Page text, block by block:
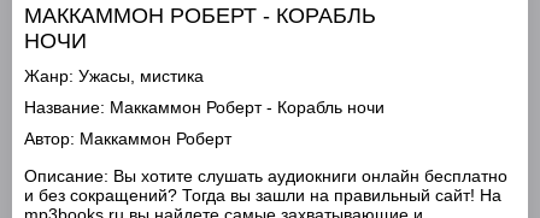
МАККАММОН РОБЕРТ - КОРАБЛЬ
НОЧИ
Жанр: Ужасы, мистика
Название: Маккаммон Роберт - Корабль ночи
Автор: Маккаммон Роберт
Описание: Вы хотите слушать аудиокниги онлайн бесплатно
и без сокращений? Тогда вы зашли на правильный сайт! На